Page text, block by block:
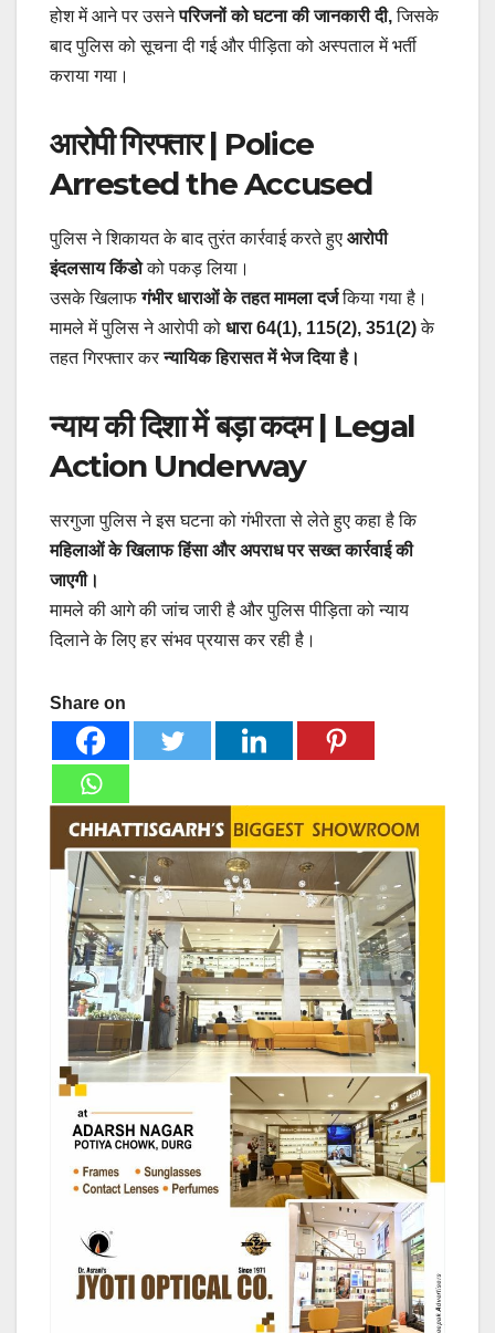
होश में आने पर उसनेपरिजनों को घटना की जानकारी दी,जिसके
बाद पुलिस को सूचना दी गई और पीड़िता को अस्पताल में भर्ती
कराया गया।
आरोपी गिरफ्तार | Police
Arrested the Accused
पुलिस ने शिकायत के बाद तुरंत कार्रवाई करते हुए आरोपी
इंदलसाय किंडोको पकड़ लिया।
उसके खिलाफगंभीर धाराओं के तहत मामला दर्जकिया गया है।
मामले में पुलिस ने आरोपी को धारा 64(1), 115(2), 351(2)के
तहत गिरफ्तार करन्यायिक हिरासत में भेज दिया है।
न्याय की दिशा में बड़ा कदम | Legal
Action Underway
सरगुजा पुलिस ने इस घटना को गंभीरता से लेते हुए कहा है कि
महिलाओं के खिलाफ हिंसा और अपराध पर सख्त कार्रवाई की
जाएगी।
मामले की आगे की जांच जारी है और पुलिस पीड़िता को न्याय
दिलाने के लिए हर संभव प्रयास कर रही है।
Share on